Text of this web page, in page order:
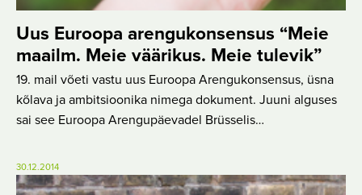
Uus Euroopa arengukonsensus “Meie
maailm. Meie väärikus. Meie tulevik”
19. mail võeti vastu uus Euroopa Arengukonsensus, üsna
kõlava ja ambitsioonika nimega dokument. Juuni alguses
sai see Euroopa Arengupäevadel Brüsselis…
30.12.2014